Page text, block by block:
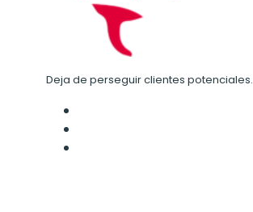
Deja de perseguir clientes potenciales.